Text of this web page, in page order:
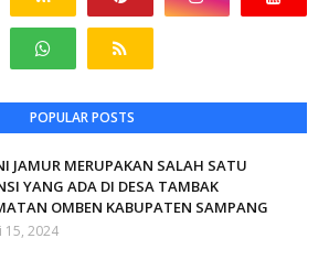
POPULAR POSTS
JAMUR MERUPAKAN SALAH SATU
YANG ADA DI DESA TAMBAK
OMBEN KABUPATEN SAMPANG
15, 2024